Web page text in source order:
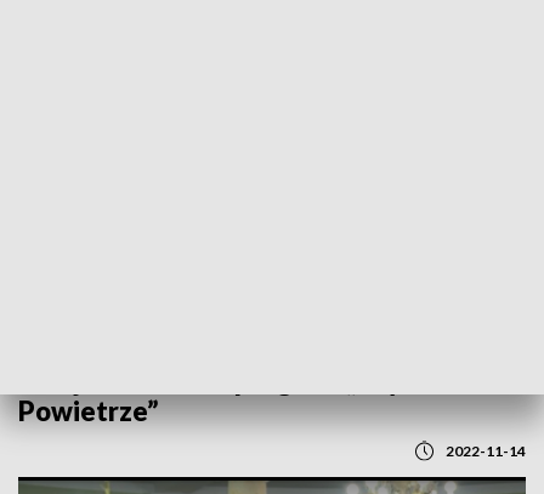
Powietrze”
2022-11-14